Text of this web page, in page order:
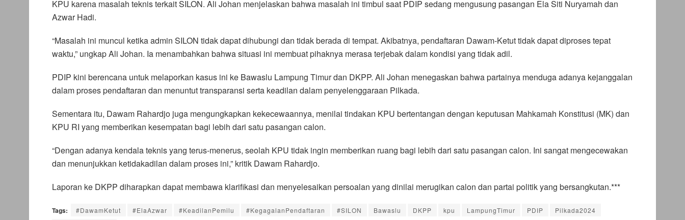
KPU karena masalah teknis terkait SILON. Ali Johan menjelaskan bahwa masalah ini timbul saat PDIP sedang mengusung pasangan Ela Siti Nuryamah dan
Azwar Hadi.
“Masalah ini muncul ketika admin SILON tidak dapat dihubungi dan tidak berada di tempat. Akibatnya, pendaftaran Dawam-Ketut tidak dapat diproses tepat
waktu,” ungkap Ali Johan. Ia menambahkan bahwa situasi ini membuat pihaknya merasa terjebak dalam kondisi yang tidak adil.
PDIP kini berencana untuk melaporkan kasus ini ke Bawaslu Lampung Timur dan DKPP. Ali Johan menegaskan bahwa partainya menduga adanya kejanggalan
dalam proses pendaftaran dan menuntut transparansi serta keadilan dalam penyelenggaraan Pilkada.
Sementara itu, Dawam Rahardjo juga mengungkapkan kekecewaannya, menilai tindakan KPU bertentangan dengan keputusan Mahkamah Konstitusi (MK) dan
KPU RI yang memberikan kesempatan bagi lebih dari satu pasangan calon.
“Dengan adanya kendala teknis yang terus-menerus, seolah KPU tidak ingin memberikan ruang bagi lebih dari satu pasangan calon. Ini sangat mengecewakan
dan menunjukkan ketidakadilan dalam proses ini,” kritik Dawam Rahardjo.
Laporan ke DKPP diharapkan dapat membawa klarifikasi dan menyelesaikan persoalan yang dinilai merugikan calon dan partai politik yang bersangkutan.***
Tags: #DawamKetut #ElaAzwar #KeadilanPemilu #KegagalanPendaftaran #SILON Bawaslu DKPP kpu LampungTimur PDIP
Pilkada2024